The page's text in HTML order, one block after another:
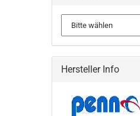
Hersteller Info